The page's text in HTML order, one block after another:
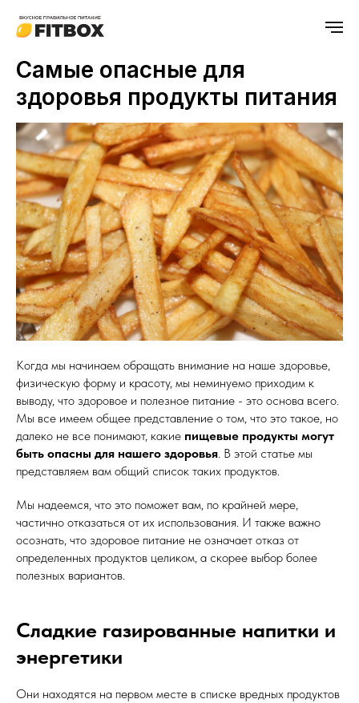
Самые опасные для
здоровья продукты питания
Когда мы начинаем обращать внимание на наше здоровье,
физическую форму и красоту, мы неминуемо приходим к
выводу, что здоровое и полезное питание - это основа всего.
Мы все имеем общее представление о том, что это такое, но
далеко не все понимают, какие пищевые продукты могут
быть опасны для нашего здоровья. В этой статье мы
представляем вам общий список таких продуктов.
Мы надеемся, что это поможет вам, по крайней мере,
частично отказаться от их использования. И также важно
осознать, что здоровое питание не означает отказ от
определенных продуктов целиком, а скорее выбор более
полезных вариантов.
Сладкие газированные напитки и
энергетики
Они находятся на первом месте в списке вредных продуктов